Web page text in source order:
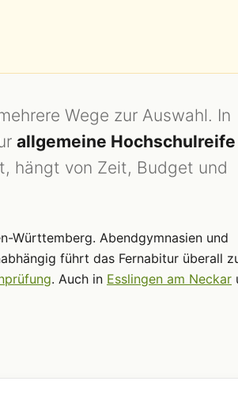
Wege zur Auswahl. In
allgemeine Hochschulreife
hängt von Zeit, Budget und
Württemberg. Abendgymnasien und
führt das Fernabitur überall
. Auch in Esslingen am Neckar